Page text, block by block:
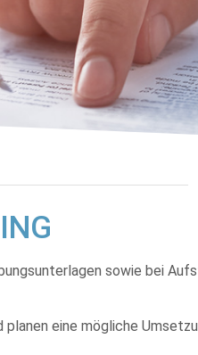
sowie bei
eine mögliche